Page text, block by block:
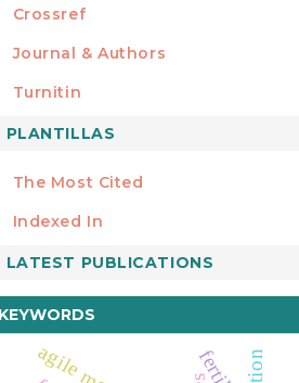
MIEMBRO DE
Crossref
Journal & Authors
Turnitin
FORMATOS
PLANTILLAS
Manuscript Template
ESTADÍSTICOS
The Most Cited
Indexed In
LATEST PUBLICATIONS
KEYWORDS